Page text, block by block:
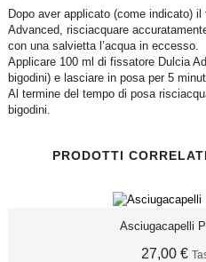
Dopo aver applicato (come indicato)
Advanced, risciacquare
con una salvietta l’acqua in eccesso.
Applicare 100 ml di fissatore Dulcia
bigodini) e lasciare in posa per 5
Al termine del tempo di posa
bigodini.
PRODOTTI CORRELATI
Asciugacapelli
27,00 €